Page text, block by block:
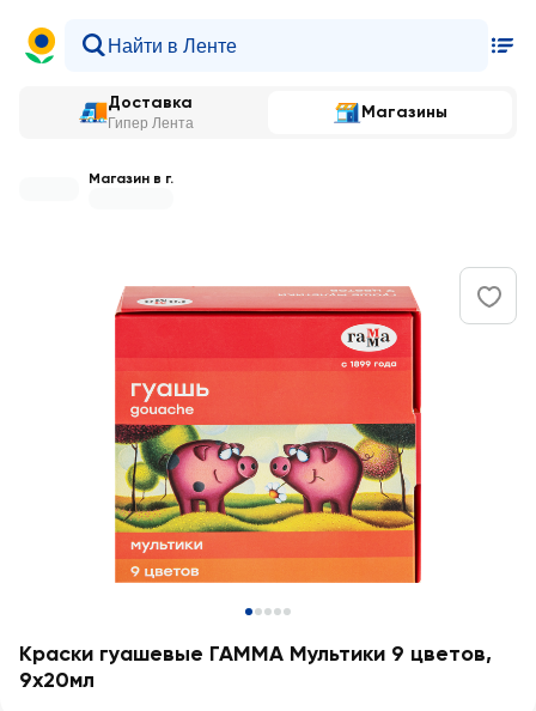
Доставка
Гипер Лента
Магазины
Магазин в г.
Краски гуашевые ГАММА Мультики 9 цветов,
9х20мл